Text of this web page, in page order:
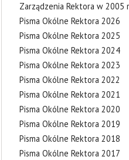
Zarządzenia Rektora w 2005
Pisma Okólne Rektora 2026
Pisma Okólne Rektora 2025
Pisma Okólne Rektora 2024
Pisma Okólne Rektora 2023
Pisma Okólne Rektora 2022
Pisma Okólne Rektora 2021
Pisma Okólne Rektora 2020
Pisma Okólne Rektora 2019
Pisma Okólne Rektora 2018
Pisma Okólne Rektora 2017